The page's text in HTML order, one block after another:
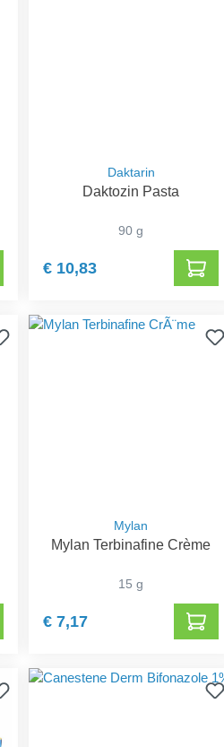
Daktarin
Daktozin Pasta
90 g
€ 10,83
Mylan
Mylan Terbinafine Crème
15 g
€ 7,17